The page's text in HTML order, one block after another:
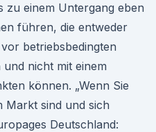
zu einem Untergang eben
führen, die entweder
betriebsbedingten
nicht mit einem
können. „Wenn Sie
Markt sind und sich
Deutschland: